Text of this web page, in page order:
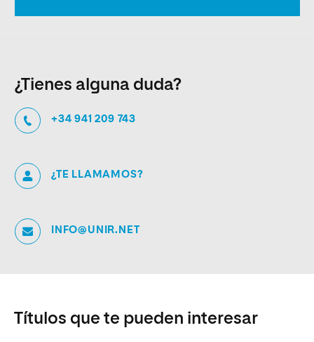
¿Tienes alguna duda?
+34 941 209 743
¿TE LLAMAMOS?
INFO@UNIR.NET
Títulos que te pueden interesar